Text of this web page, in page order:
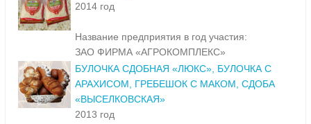
2014 год
Название предприятия в год участия:
ЗАО ФИРМА «АГРОКОМПЛЕКС»
БУЛОЧКА СДОБНАЯ «ЛЮКС», БУЛОЧКА С
АРАХИСОМ, ГРЕБЕШОК С МАКОМ, СДОБА
«ВЫСЕЛКОВСКАЯ»
2013 год